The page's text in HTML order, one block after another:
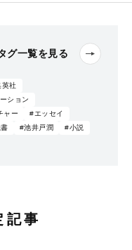
グ一覧を見る
英社
ション
ャー
#エッセイ
#池井戸潤
#小説
記事